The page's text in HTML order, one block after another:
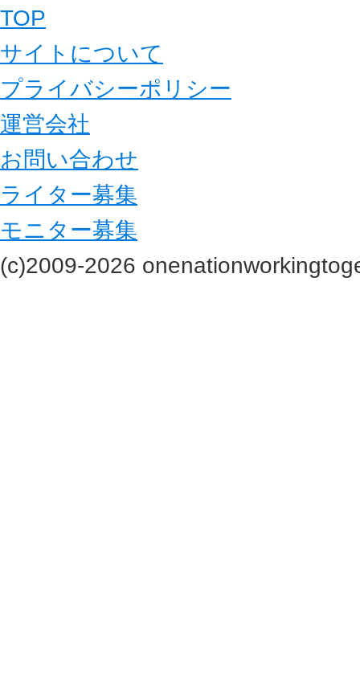
TOP
サイトについて
プライバシーポリシー
運営会社
お問い合わせ
ライター募集
モニター募集
(c)2009-2026